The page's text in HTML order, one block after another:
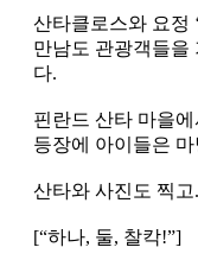
산타클로스와 요정
만남도 관광객들을
다.
핀란드 산타 마을
등장에 아이들은
산타와 사진도 찍고.
[“하나, 둘, 찰칵!”]